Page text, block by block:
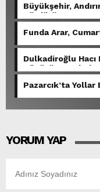
Büyükşehir,
Sürdürüyor.
Funda Arar,
Dulkadiroğlu
Dönüşüm Başladı.
Pazarcık’ta
YORUM YAP